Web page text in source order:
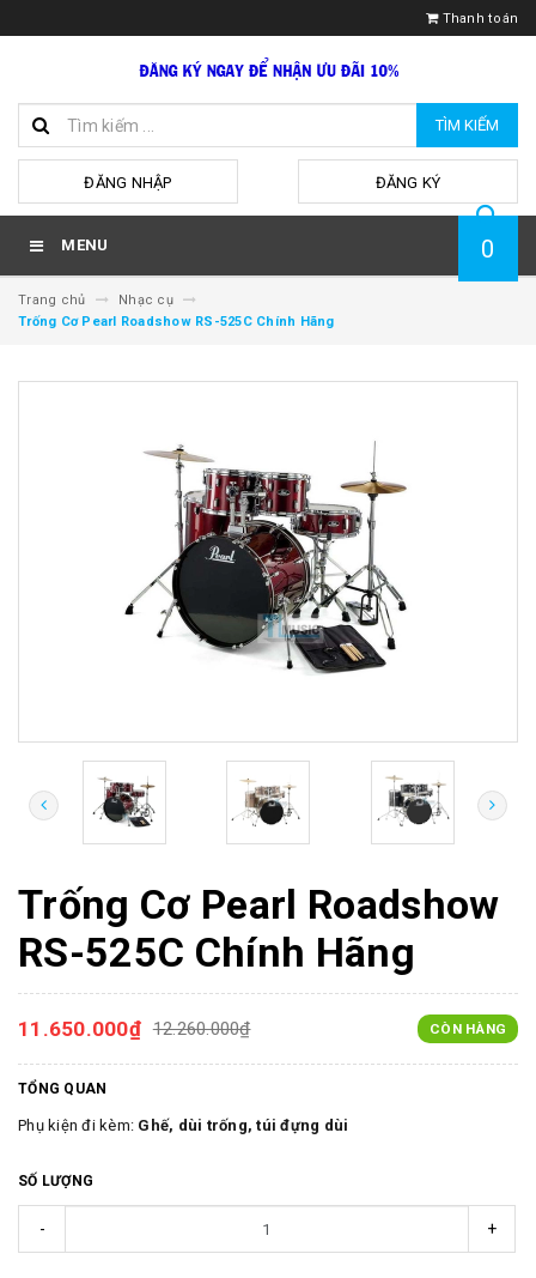
Thanh toán
TÌM KIẾM
ĐĂNG NHẬP ĐĂNG KÝ
MENU 0
Trang chủ
Nhạc cụ
Trống Cơ Pearl Roadshow RS-525C Chính Hãng
Trống Cơ Pearl Roadshow
RS-525C Chính Hãng
11.650.000₫ 12.260.000₫ CÒN HÀNG
TỔNG QUAN
Phụ kiện đi kèm: Ghế, dùi trống, túi đựng dùi
SỐ LƯỢNG
- +